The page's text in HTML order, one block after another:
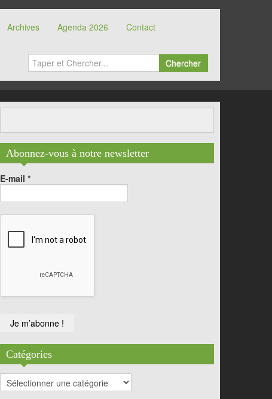
Archives Agenda 2026 Contact
Chercher
Abonnez-vous à notre newsletter
E-mail *
Catégories
Catégories